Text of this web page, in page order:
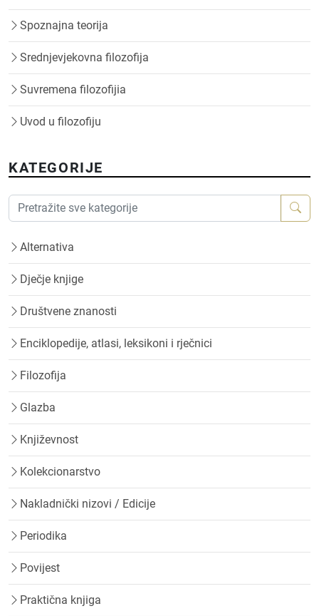
Spoznajna teorija
Srednjevjekovna filozofija
Suvremena filozofijia
Uvod u filozofiju
KATEGORIJE
Alternativa
Dječje knjige
Društvene znanosti
Enciklopedije, atlasi, leksikoni i rječnici
Filozofija
Glazba
Književnost
Kolekcionarstvo
Nakladnički nizovi / Edicije
Periodika
Povijest
Praktična knjiga